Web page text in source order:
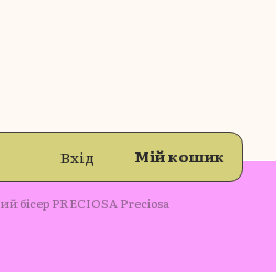
Вхід Мій кошик
бісер PRECIOSA Preciosa